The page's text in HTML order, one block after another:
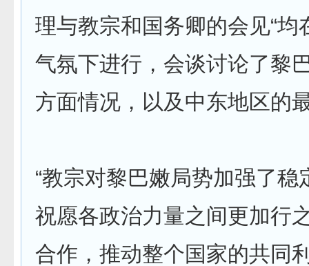
理与教宗和国务卿的会见“均
气氛下进行，会谈讨论了黎
方面情况，以及中东地区的
“教宗对黎巴嫩局势加强了稳
祝愿各政治力量之间更加行
合作，推动整个国家的共同